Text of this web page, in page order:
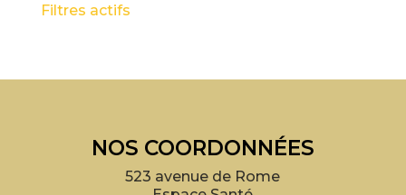
Filtres actifs
NOS COORDONNÉES
523 avenue de Rome